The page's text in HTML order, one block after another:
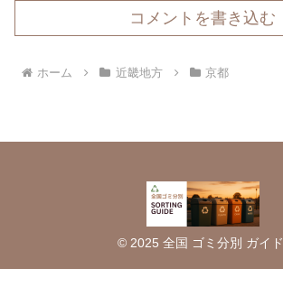
コメントを書き込む
ホーム 近畿地方 京都
© 2025 全国 ゴミ分別 ガイ